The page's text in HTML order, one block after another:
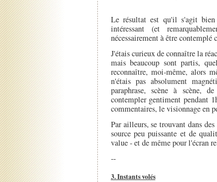
Le résultat est qu'il s'agit bien
intéressant (et
nécessairement à être
J'étais curieux de connaître la
mais beaucoup sont partis,
reconnaître, moi-même, alors
n'étais pas absolument
paraphrase, scène à scène,
contempler gentiment pendant
commentaires, le visionnage en
Par ailleurs, se trouvant dans
source peu puissante et de
value - et de même pour l'écran
--
3. Instants volés